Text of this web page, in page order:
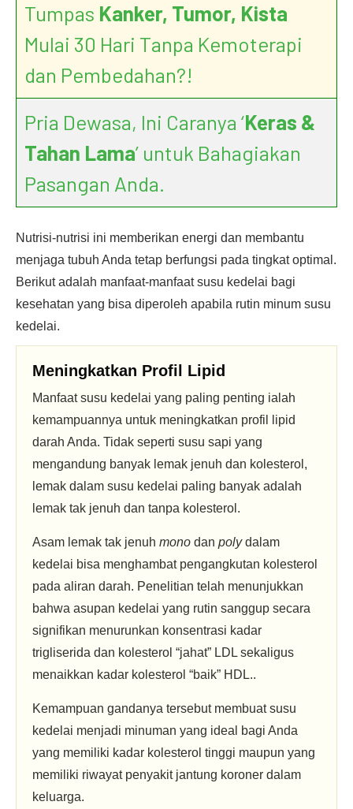
Tumpas Kanker, Tumor, Kista
Mulai 30 Hari Tanpa Kemoterapi
dan Pembedahan?!
Pria Dewasa, Ini Caranya ‘Keras &
Tahan Lama’ untuk Bahagiakan
Pasangan Anda.
Nutrisi-nutrisi ini memberikan energi dan membantu
menjaga tubuh Anda tetap berfungsi pada tingkat optimal.
Berikut adalah manfaat-manfaat susu kedelai bagi
kesehatan yang bisa diperoleh apabila rutin minum susu
kedelai.
Meningkatkan Profil Lipid
Manfaat susu kedelai yang paling penting ialah
kemampuannya untuk meningkatkan profil lipid
darah Anda. Tidak seperti susu sapi yang
mengandung banyak lemak jenuh dan kolesterol,
lemak dalam susu kedelai paling banyak adalah
lemak tak jenuh dan tanpa kolesterol.
Asam lemak tak jenuh mono dan polydalam
kedelai bisa menghambat pengangkutan kolesterol
pada aliran darah. Penelitian telah menunjukkan
bahwa asupan kedelai yang rutin sanggup secara
signifikan menurunkan konsentrasi kadar
trigliserida dan kolesterol “jahat” LDL sekaligus
menaikkan kadar kolesterol “baik” HDL..
Kemampuan gandanya tersebut membuat susu
kedelai menjadi minuman yang ideal bagi Anda
yang memiliki kadar kolesterol tinggi maupun yang
memiliki riwayat penyakit jantung koroner dalam
keluarga.